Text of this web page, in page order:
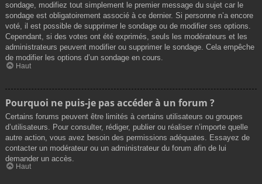
sondage, modifiez tout simplement le premier message du sujet car le
sondage est obligatoirement associé à ce dernier. Si personne n’a encore
voté, il est possible de supprimer le sondage ou de modifier ses options.
Cependant, si des votes ont été exprimés, seuls les modérateurs et les
administrateurs peuvent modifier ou supprimer le sondage. Cela empêche
de modifier les options d’un sondage en cours.
Haut
Pourquoi ne puis-je pas accéder à un forum ?
Certains forums peuvent être limités à certains utilisateurs ou groupes
d’utilisateurs. Pour consulter, rédiger, publier ou réaliser n’importe quelle
autre action, vous avez besoin des permissions adéquates. Essayez de
contacter un modérateur ou un administrateur du forum afin de lui
demander un accès.
Haut